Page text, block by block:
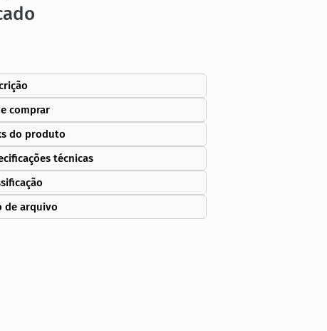
comprar
do produto
técnicas
de arquivo